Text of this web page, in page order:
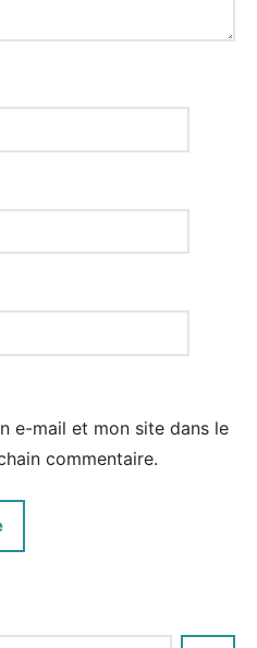
e-mail et mon site dans le
commentaire.